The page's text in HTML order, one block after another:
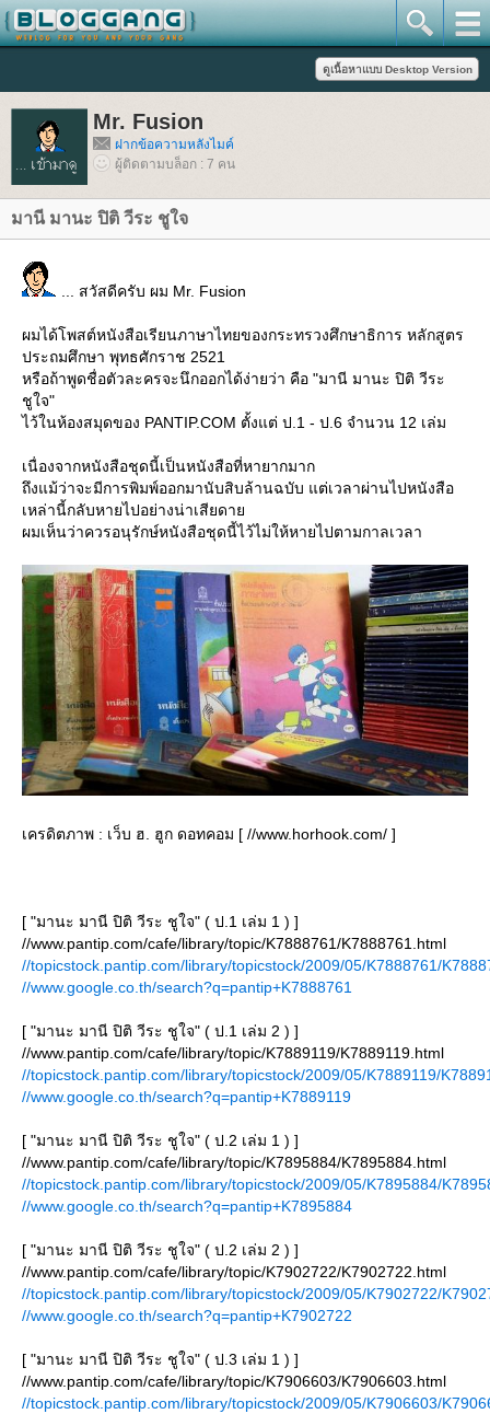
Mr. Fusion
ฝากข้อความหลังไมค์
ผู้ติดตามบล็อก : 7 คน
มานี มานะ ปิติ วีระ ชูใจ
... สวัสดีครับ ผม Mr. Fusion
ผมได้โพสต์หนังสือเรียนภาษาไทยของกระทรวงศึกษาธิการ หลักสูตร
ประถมศึกษา พุทธศักราช 2521
หรือถ้าพูดชื่อตัวละครจะนึกออกได้ง่ายว่า คือ "มานี มานะ ปิติ วีระ
ชูใจ"
ไว้ในห้องสมุดของ PANTIP.COM ตั้งแต่ ป.1 - ป.6 จำนวน 12 เล่ม
เนื่องจากหนังสือชุดนี้เป็นหนังสือที่หายากมาก
ถึงแม้ว่าจะมีการพิมพ์ออกมานับสิบล้านฉบับ แต่เวลาผ่านไปหนังสือ
เหล่านี้กลับหายไปอย่างน่าเสียดา
ผมเห็นว่าควรอนุรักษ์หนังสือชุดนี้ไว้ไม่ให้หายไปตามกาลเวลา
เครดิตภาพ : เว็บ ฮ. ฮูก ดอทคอม [ //www.horhook.com/ ]
[ "มานะ มานี ปิติ วีระ ชูใจ" ( ป.1 เล่ม 1 ) ]
//www.pantip.com/cafe/library/topic/K7888761/K7888761.html
//topicstock.pantip.com/library/topicstock/2009/05/K7888761/
//www.google.co.th/search?q=pantip+K7888761
[ "มานะ มานี ปิติ วีระ ชูใจ" ( ป.1 เล่ม 2 ) ]
//www.pantip.com/cafe/library/topic/K7889119/K7889119.html
//topicstock.pantip.com/library/topicstock/2009/05/K7889119/
//www.google.co.th/search?q=pantip+K7889119
[ "มานะ มานี ปิติ วีระ ชูใจ" ( ป.2 เล่ม 1 ) ]
//www.pantip.com/cafe/library/topic/K7895884/K7895884.html
//topicstock.pantip.com/library/topicstock/2009/05/K7895884/
//www.google.co.th/search?q=pantip+K7895884
[ "มานะ มานี ปิติ วีระ ชูใจ" ( ป.2 เล่ม 2 ) ]
//www.pantip.com/cafe/library/topic/K7902722/K7902722.html
//topicstock.pantip.com/library/topicstock/2009/05/K7902722/
//www.google.co.th/search?q=pantip+K7902722
[ "มานะ มานี ปิติ วีระ ชูใจ" ( ป.3 เล่ม 1 ) ]
//www.pantip.com/cafe/library/topic/K7906603/K7906603.html
//topicstock.pantip.com/library/topicstock/2009/05/K7906603/